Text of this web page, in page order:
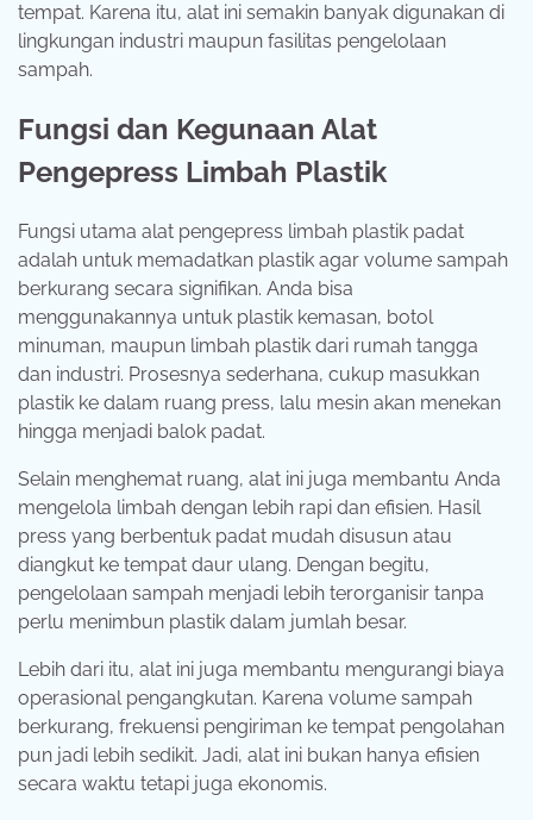
tempat. Karena itu, alat ini semakin banyak digunakan di
lingkungan industri maupun fasilitas pengelolaan
sampah.
Fungsi dan Kegunaan Alat
Pengepress Limbah Plastik
Fungsi utama alat pengepress limbah plastik padat
adalah untuk memadatkan plastik agar volume sampah
berkurang secara signifikan. Anda bisa
menggunakannya untuk plastik kemasan, botol
minuman, maupun limbah plastik dari rumah tangga
dan industri. Prosesnya sederhana, cukup masukkan
plastik ke dalam ruang press, lalu mesin akan menekan
hingga menjadi balok padat.
Selain menghemat ruang, alat ini juga membantu Anda
mengelola limbah dengan lebih rapi dan efisien. Hasil
press yang berbentuk padat mudah disusun atau
diangkut ke tempat daur ulang. Dengan begitu,
pengelolaan sampah menjadi lebih terorganisir tanpa
perlu menimbun plastik dalam jumlah besar.
Lebih dari itu, alat ini juga membantu mengurangi biaya
operasional pengangkutan. Karena volume sampah
berkurang, frekuensi pengiriman ke tempat pengolahan
pun jadi lebih sedikit. Jadi, alat ini bukan hanya efisien
secara waktu tetapi juga ekonomis.